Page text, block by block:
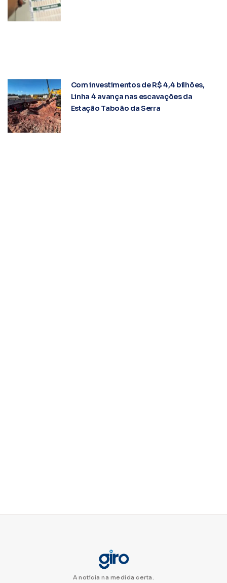
Com investimentos de R$ 4,4 bilhões,
Linha 4 avança nas escavações da
Estação Taboão da Serra
A notícia na medida certa.